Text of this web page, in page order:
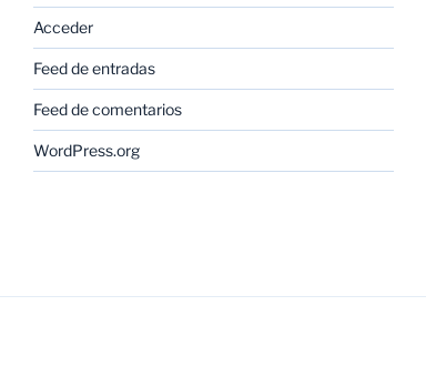
Acceder
Feed de entradas
Feed de comentarios
WordPress.org